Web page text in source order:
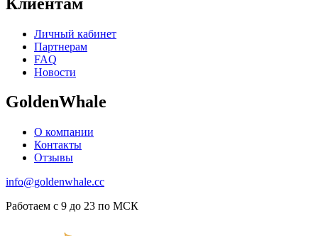
Личный кабинет
Партнерам
FAQ
Новости
GoldenWhale
О компании
Контакты
Отзывы
info@goldenwhale.cc
Работаем с 9 до 23 по МСК